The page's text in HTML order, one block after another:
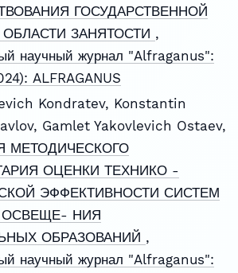
ГОСУДАРСТВЕННОЙ
ЗАНЯТОСТИ ,
научный журнал "Alfraganus":
ALFRAGANUS
Kondratev, Konstantin
Gamlet Yakovlevich Ostaev,
МЕТОДИЧЕСКОГО
ОЦЕНКИ ТЕХНИКО -
ЭФФЕКТИВНОСТИ СИСТЕМ
НИЯ
ОБРАЗОВАНИЙ ,
научный журнал "Alfraganus":